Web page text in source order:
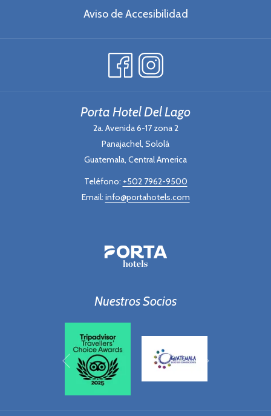
Aviso de Accesibilidad
Porta Hotel Del Lago
2a. Avenida 6-17 zona 2
Panajachel, Sololá
Guatemala, Central America
Teléfono: +502 7962-9500
Email: info@portahotels.com
Nuestros Socios
Anterior